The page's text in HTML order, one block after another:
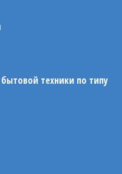
техники по типу